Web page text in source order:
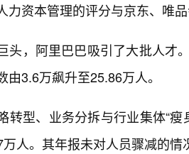
力资本管理的评分与京东、唯
头，阿里巴巴吸引了大批人
由3.6万飙升至25.86万人。
转型、业务分拆与行业集体“
人。其年报未对人员骤减的情